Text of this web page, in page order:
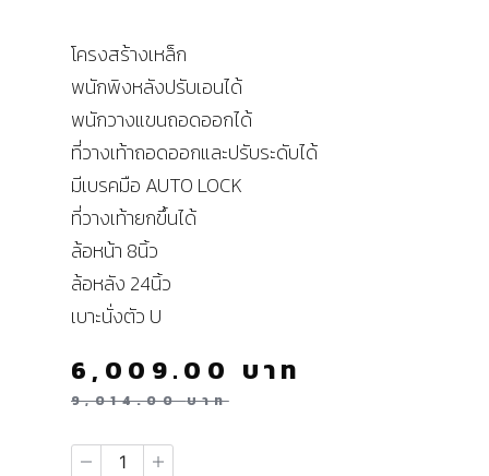
โครงสร้างเหล็ก
พนักพิงหลังปรับเอนได้
พนักวางแขนถอดออกได้
ที่วางเท้าถอดออกและปรับระดับได้
มีเบรคมือ AUTO LOCK
ที่วางเท้ายกขึ้นได้
ล้อหน้า 8นิ้ว
ล้อหลัง 24นิ้ว
เบาะนั่งตัว U
9,014.00บาท
6,009.00 บาท